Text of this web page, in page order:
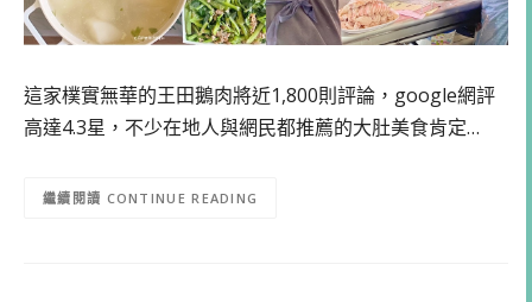
這家樸實無華的王田鵝肉將近1,800則評論，google網評
高達4.3星，不少在地人與網民都推薦的大肚美食肯定…
CONTINUE READING